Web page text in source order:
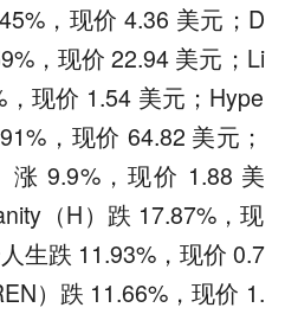
，现价 4.36 美元；D
，现价 22.94 美元；Li
现价 1.54 美元；Hype
，现价 64.82 美元；
涨 9.9%，现价 1.88 美
（H）跌 17.87%，现
生跌 11.93%，现价 0.7
）跌 11.66%，现价 1.